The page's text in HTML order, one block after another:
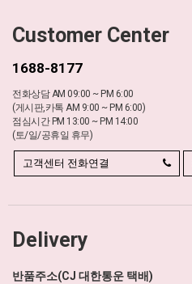
Customer Center
1688-8177
전화상담 AM 09:00 ~ PM 6:00
(게시판,카톡 AM 9:00 ~ PM 6:00)
점심시간 PM 13:00 ~ PM 14:00
(토/일/공휴일 휴무)
고객센터 전화연결
Delivery
반품주소(CJ 대한통운 택배)